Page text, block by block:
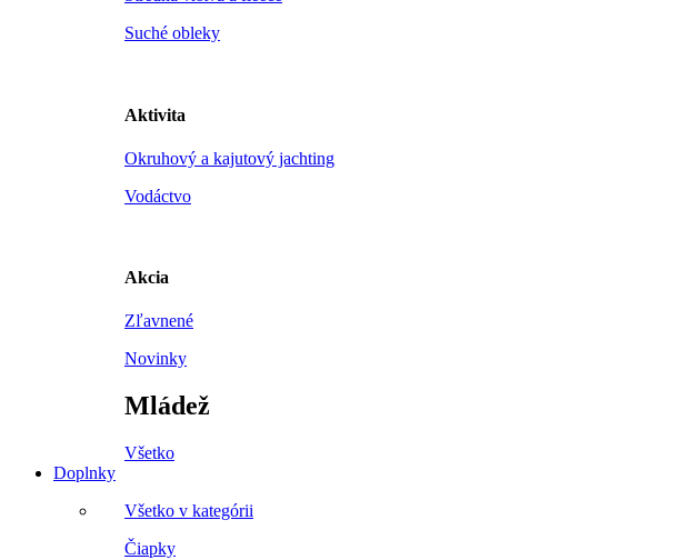
Suché obleky
Aktivita
Okruhový a kajutový jachting
Vodáctvo
Akcia
Zľavnené
Novinky
Mládež
Všetko
Doplnky
Všetko v kategórii
Čiapky